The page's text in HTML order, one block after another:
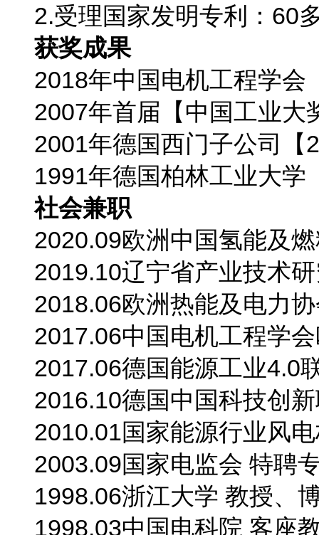
2.受理国家发明专利：60
获奖成果
2018年中国电机工程学会
2007年首届【中国工业大
2001年德国西门子公司【
1991年德国柏林工业大学
社会兼职
2020.09欧洲中国氢能及
2019.10辽宁省产业技术
2018.06欧洲热能及电力
2017.06中国电机工程学
2017.06德国能源工业4.0
2016.10德国中国科技创
2010.01国家能源行业风
2003.09国家电监会 特聘
1998.06浙江大学 教授、
1998.03中国电科院 客座